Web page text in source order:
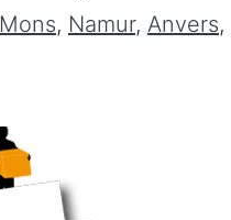
Mons, Namur, Anvers,